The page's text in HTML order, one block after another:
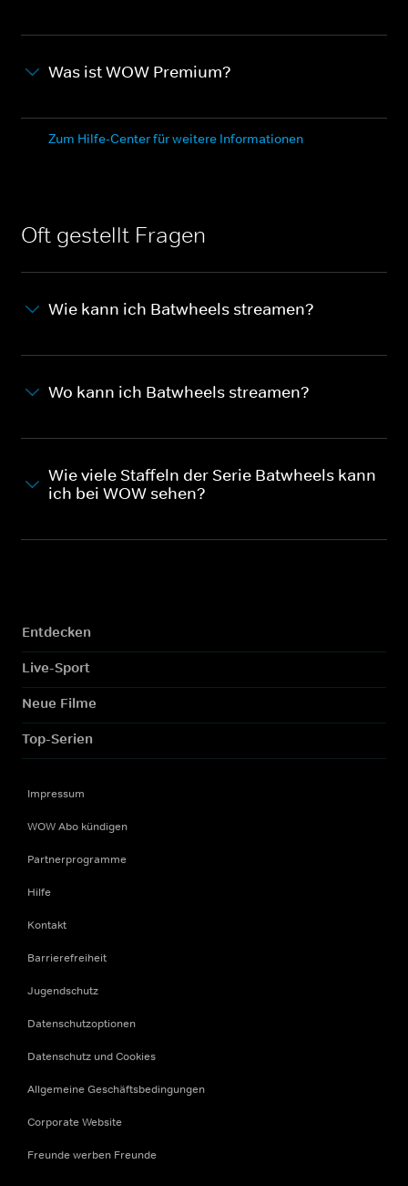
Was ist WOW Premium?
Zum Hilfe-Center für weitere Informationen
Oft gestellt Fragen
Wie kann ich Batwheels streamen?
Wo kann ich Batwheels streamen?
Wie viele Staffeln der Serie Batwheels kann
ich bei WOW sehen?
Entdecken
Live-Sport
Neue Filme
Top-Serien
Impressum
WOW Abo kündigen
Partnerprogramme
Hilfe
Kontakt
Barrierefreiheit
Jugendschutz
Datenschutzoptionen
Datenschutz und Cookies
Allgemeine Geschäftsbedingungen
Corporate Website
Freunde werben Freunde